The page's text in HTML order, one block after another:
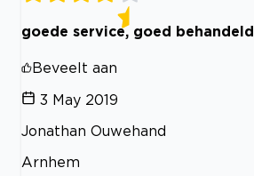
goede service, goed behandeld
Beveelt aan
3 May 2019
Jonathan Ouwehand
Arnhem